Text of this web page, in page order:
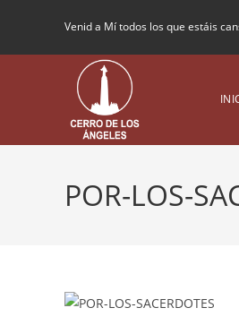
Venid a Mí todos los que estáis
POR-LOS-